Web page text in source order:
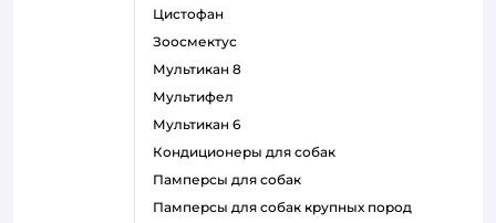
цистофан
зоосмектус
мультикан 8
мультифел
мультикан 6
кондиционеры для собак
памперсы для собак
памперсы для собак крупных пород